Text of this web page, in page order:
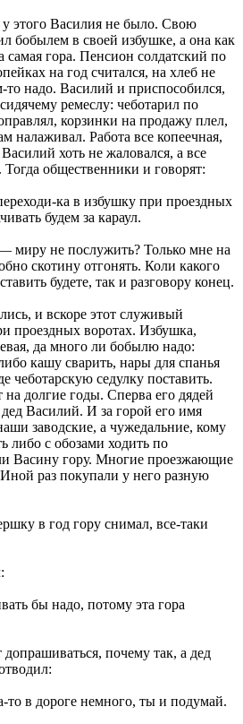
этого Василия не было. Свою
бобылем в своей избушке, а она как
самая гора. Пенсион солдатский по
на год считался, на хлеб не
то надо. Василий и приспособился,
ремеслу: чеботарил по
корзинки на продажу плел,
налаживал. Работа все копеечная,
хоть не жаловался, а все
общественники и говорят:
ка в избушку при проездных
будем за караул.
не послужить? Только мне на
скотину отгонять. Коли какого
будете, так и разговору конец.
и вскоре этот служивый
проездных воротах. Избушка,
да много ли бобылю надо:
кашу сварить, нары для спанья
чеботарскую седулку поставить.
долгие годы. Сперва его дядей
Василий. И за горой его имя
заводские, а чужедальние, кому
либо с обозами ходить по
Васину гору. Многие проезжающие
раз покупали у него разную
в год гору снимал, все-таки
бы надо, потому эта гора
почему так, а дед
в дороге немного, ты и подумай.